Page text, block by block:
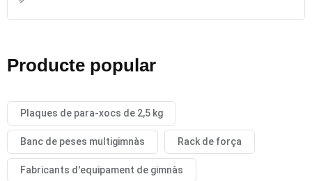
Producte popular
Plaques de para-xocs de 2,5 kg
Banc de peses multigimnàs Rack de força
Fabricants d'equipament de gimnàs